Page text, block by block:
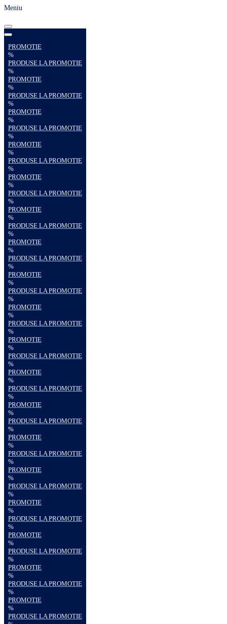
Meniu
PROMOTIE
%
PRODUSE LA PROMOTIE
%
PROMOTIE
%
PRODUSE LA PROMOTIE
%
PROMOTIE
%
PRODUSE LA PROMOTIE
%
PROMOTIE
%
PRODUSE LA PROMOTIE
%
PROMOTIE
%
PRODUSE LA PROMOTIE
%
PROMOTIE
%
PRODUSE LA PROMOTIE
%
PROMOTIE
%
PRODUSE LA PROMOTIE
%
PROMOTIE
%
PRODUSE LA PROMOTIE
%
PROMOTIE
%
PRODUSE LA PROMOTIE
%
PROMOTIE
%
PRODUSE LA PROMOTIE
%
PROMOTIE
%
PRODUSE LA PROMOTIE
%
PROMOTIE
%
PRODUSE LA PROMOTIE
%
PROMOTIE
%
PRODUSE LA PROMOTIE
%
PROMOTIE
%
PRODUSE LA PROMOTIE
%
PROMOTIE
%
PRODUSE LA PROMOTIE
%
PROMOTIE
%
PRODUSE LA PROMOTIE
%
PROMOTIE
%
PRODUSE LA PROMOTIE
%
PROMOTIE
%
PRODUSE LA PROMOTIE